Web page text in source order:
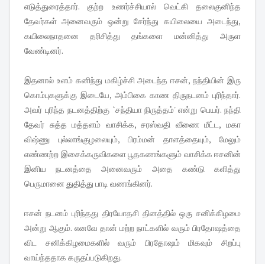
எடுத்துரைத்தார். குற்ற உணர்ச்சியால் வெட்கி தலைகுனிந்த
தேவர்கள் அனைவரும் ஒன்று சேர்ந்து கயிலையை அடைந்து,
கயிலைநாதனை தரிசித்து தங்களை மன்னித்து அருள
வேண்டினர்.
இதனால் உளம் கனிந்து மகிழ்ச்சி அடைந்த ஈசன், நந்தியின் இரு
கொம்புகளுக்கு இடையே, அம்பிகை காண திருநடனம் புரிந்தார்.
அவர் புரிந்த நடனத்திற்கு `சந்தியா நிருத்தம்' என்று பெயர். நந்தி
தேவர் சுத்த மத்தளம் வாசிக்க, சரஸ்வதி வீணை மீட்ட, மகா
விஷ்ணு புல்லாங்குழலையும், பிரம்மன் தாளத்தையும், மேலும்
எண்ணற்ற இசைக்கருவிகளை பூதகணங்களும் வாசிக்க ஈசனின்
இனிய நடனத்தை அனைவரும் அதை கண்டு களித்து
பெருமானை துதித்து பாடி வணங்கினர்.
ஈசன் நடனம் புரிந்தது திரயோதசி தினத்தில் ஒரு சனிக்கிழமை
அன்று ஆகும். எனவே தான் மற்ற நாட்களில் வரும் பிரதோஷத்தை
விட சனிக்கிழமைகளில் வரும் பிரதோஷம் மிகவும் சிறப்பு
வாய்ந்ததாக கருதப்படுகிறது.